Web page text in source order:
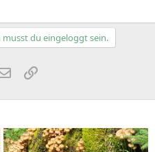
du eingeloggt sein.
E-Mail